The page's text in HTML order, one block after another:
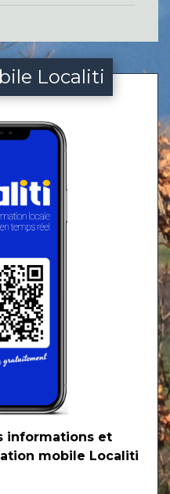
Localiti
informations et
mobile Localiti